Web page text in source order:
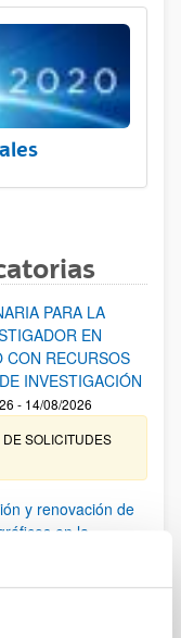
PARA LA
EN
CON RECURSOS
INVESTIGACIÓN
- 14/08/2026
SOLICITUDES
y renovación de
en la
Relación